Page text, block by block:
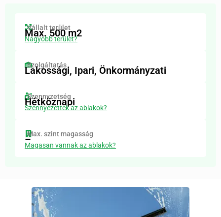
Vállalt terület
Max. 500 m2
Nagyobb terület?
Szolgáltatás
Lakossági, Ipari, Önkormányzati
Szennyzetség
Hétköznapi
Szennyezettek az ablakok?
Max. szint magasság
–
Magasan vannak az ablakok?